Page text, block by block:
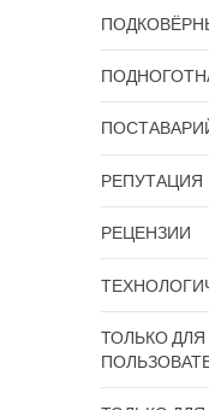
РЕПУТАЦИЯ
РЕЦЕНЗИИ
ТОЛЬКО